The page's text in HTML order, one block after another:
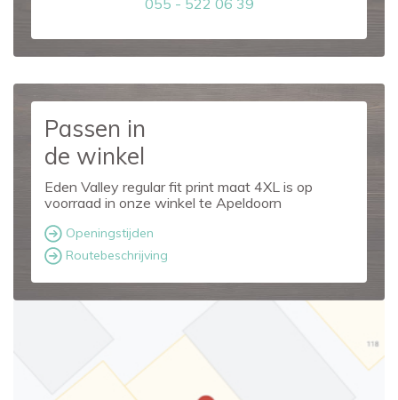
055 - 522 06 39
Passen in
de winkel
Eden Valley regular fit print maat 4XL is op
voorraad in onze winkel te Apeldoorn
Openingstijden
Routebeschrijving